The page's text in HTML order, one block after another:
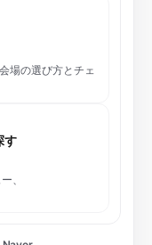
場の選び方とチェ
す
、